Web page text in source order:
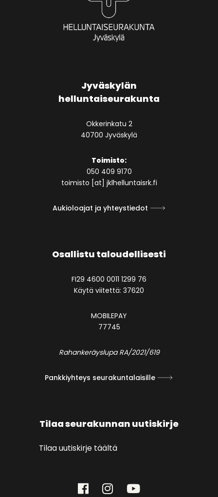
Jyväskylän
helluntaiseurakunta
Okkerinkatu 2
40700 Jyväskylä
Toimisto:
050 409 9170
toimisto [at] jklhelluntaisrk.fi
Aukioloajat ja yhteystiedot
Osallistu taloudellisesti
FI29 4600 0011 1299 76
Käytä viitettä: 37620
MOBILEPAY
77745
Rahankeräyslupa RA/2021/619
Pankkiyhteys seurakuntalaisille
Tilaa seurakunnan uutiskirje
Tilaa uutiskirje täältä